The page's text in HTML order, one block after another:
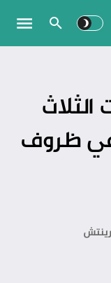
الثلاث
في ظروف